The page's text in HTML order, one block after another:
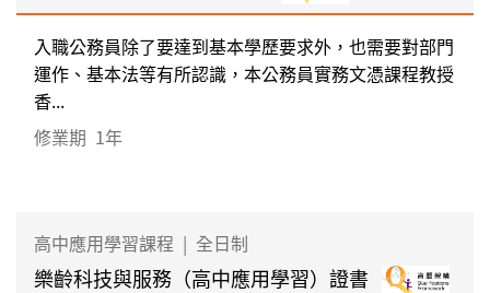
入職公務員除了要達到基本學歷要求外，也需要對部門
運作、基本法等有所認識，本公務員實務文憑課程教授
香...
修業期 1年
高中應用學習課程 | 全日制
樂齡科技與服務（高中應用學習）證書